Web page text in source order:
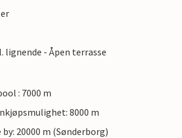
lignende - Åpen terrasse
: 7000 m
8000 m
20000 m (Sønderborg)